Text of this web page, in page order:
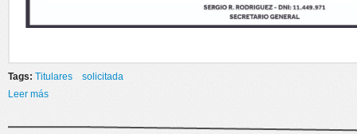
Tags: Titulares
solicitada
Leer más